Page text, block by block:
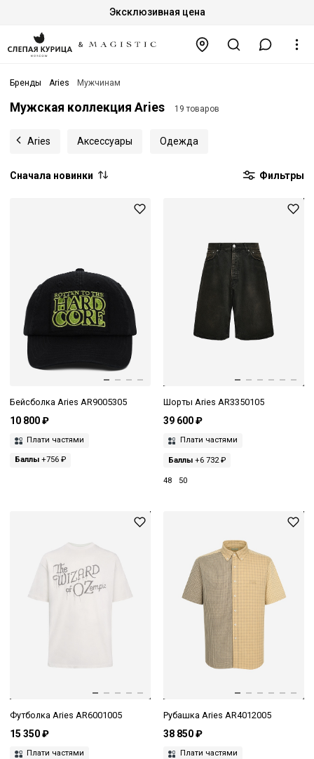
Эксклюзивная цена
Бренды Aries Мужчинам
Мужская коллекция Aries 19 товаров
Aries Аксессуары Одежда
Сначала новинки Фильтры
Бейсболка Aries AR9005305
10 800 ₽
Плати частями
Баллы +756 ₽
Шорты Aries AR3350105
39 600 ₽
Плати частями
Баллы+6 732 ₽
48 50
Футболка Aries AR6001005
15 350 ₽
Плати частями
Рубашка Aries AR4012005
38 850 ₽
Плати частями